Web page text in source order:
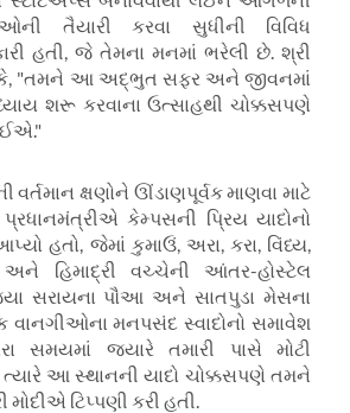
તૈયારી કરવા સુધીની વિવિધ
હતી, જે તેમના મનમાં ભરેલી છે. શ્રી
કે, "તમને આ અદ્ભુત સફર અને જીવનમાં
શરૂ કરવાના ઉત્સાહથી ચોક્કસપણે
વર્તમાન ક્ષણોને ઊંડાણપૂર્વક માણવા માટે
પ્રધાનમંત્રીએ કેમ્પસની પ્રિય યાદોનો
હતો, જેમાં કુમાઉં, અરા, કરા, વિંધ્ય,
અને હિમાદ્રી વચ્ચેની આંતર-હોસ્ટેલ
સરાયના પૌઆ અને સાતપુડા મેસના
વાનગીઓના મનપસંદ સ્વાદોનો સમાવેશ
સમયમાં જ્યારે તમારી પાસે મોટી
આ સ્થાનની યાદો ચોક્કસપણે તમને
ટિપ્પણી કરી હતી.